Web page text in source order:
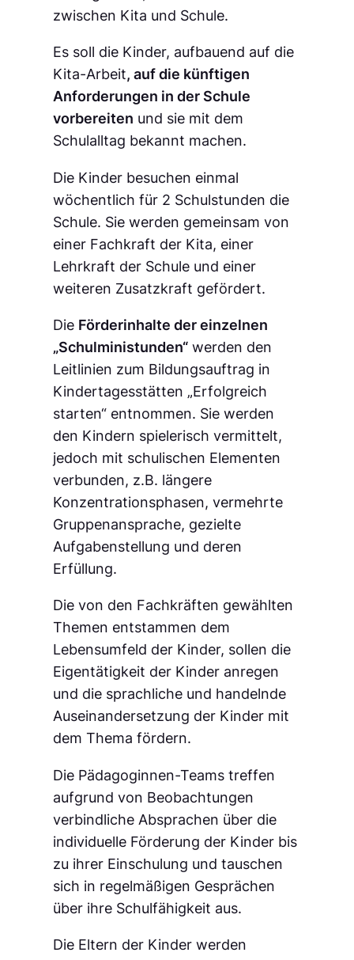
zwischen Kita und Schule.
Es soll die Kinder, aufbauend auf die
Kita-Arbeit, auf die künftigen
Anforderungen in der Schule
vorbereiten und sie mit dem
Schulalltag bekannt machen.
Die Kinder besuchen einmal
wöchentlich für 2 Schulstunden die
Schule. Sie werden gemeinsam von
einer Fachkraft der Kita, einer
Lehrkraft der Schule und einer
weiteren Zusatzkraft gefördert.
Die Förderinhalte der einzelnen
„Schulministunden“ werden den
Leitlinien zum Bildungsauftrag in
Kindertagesstätten „Erfolgreich
starten“ entnommen. Sie werden
den Kindern spielerisch vermittelt,
jedoch mit schulischen Elementen
verbunden, z.B. längere
Konzentrationsphasen, vermehrte
Gruppenansprache, gezielte
Aufgabenstellung und deren
Erfüllung.
Die von den Fachkräften gewählten
Themen entstammen dem
Lebensumfeld der Kinder, sollen die
Eigentätigkeit der Kinder anregen
und die sprachliche und handelnde
Auseinandersetzung der Kinder mit
dem Thema fördern.
Die Pädagoginnen-Teams treffen
aufgrund von Beobachtungen
verbindliche Absprachen über die
individuelle Förderung der Kinder bis
zu ihrer Einschulung und tauschen
sich in regelmäßigen Gesprächen
über ihre Schulfähigkeit aus.
Die Eltern der Kinder werden